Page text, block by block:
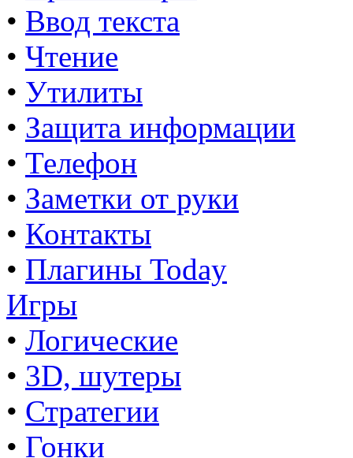
• Ввод текста
• Чтение
• Утилиты
• Защита информации
• Телефон
• Заметки от руки
• Контакты
• Плагины Today
Игры
• Логические
• 3D, шутеры
• Стратегии
• Гонки